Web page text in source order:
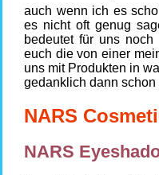
auch wenn ich es
es nicht oft genug
bedeutet für uns
euch die von einer
uns mit Produkten in
gedanklich dann
NARS
NARS